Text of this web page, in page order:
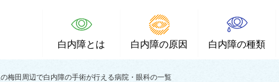
白内障とは 白内障の原因 白内障の種類
梅田周辺で白内障の手術が行える病院・眼科の一覧